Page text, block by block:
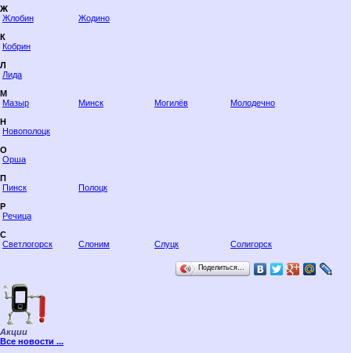
Ж
Жлобин
Жодино
К
Кобрин
Л
Лида
М
Мазыр
Минск Могилёв
Молодечно
Н
Новополоцк
О
Орша
П
Пинск
Полоцк
Р
Речица
С
Светлогорск
Слоним Слуцк Солигорск
Поделиться…
Акции
Все новости ...